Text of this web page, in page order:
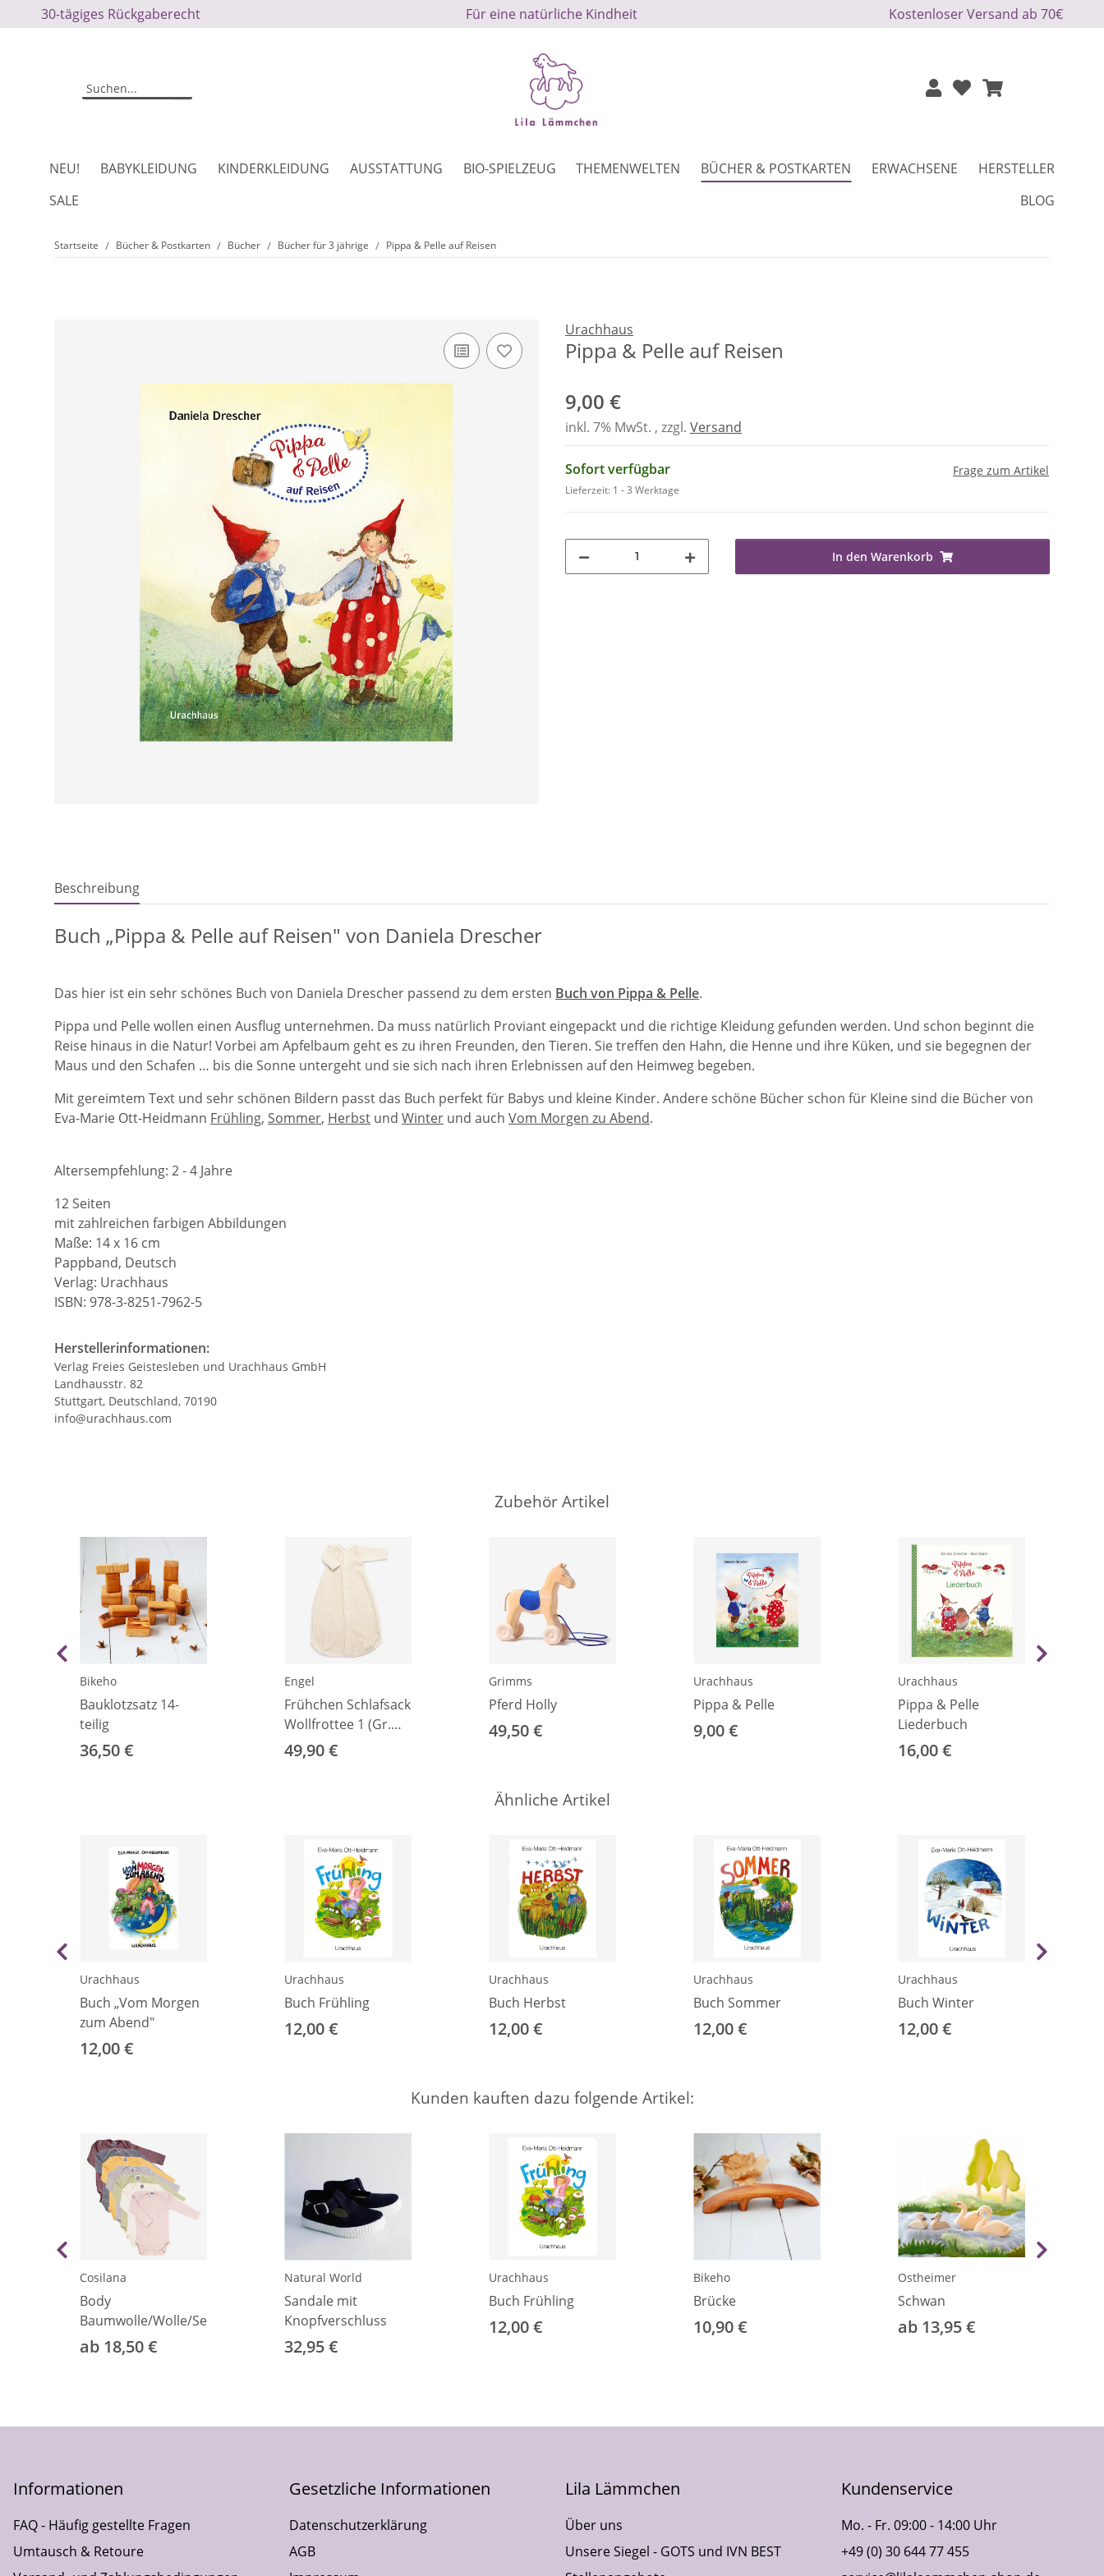
30-tägiges Rückgaberecht Für eine natürliche Kindheit Kostenloser Versand ab 70€
NEU! BABYKLEIDUNG KINDERKLEIDUNG AUSSTATTUNG BIO-SPIELZEUG THEMENWELTEN BÜCHER & POSTKARTEN ERWACHSENE
HERSTELLER
SALE
BLOG
Startseite Bücher & Postkarten Bücher Bücher für 3 jährige Pippa & Pelle auf Reisen
Urachhaus
Pippa & Pelle auf Reisen
9,00 €
inkl. 7% MwSt. , zzgl. Versand
Sofort verfügbar
Lieferzeit: 1 - 3 Werktage
Frage zum Artikel
In den Warenkorb
Beschreibung
Buch „Pippa & Pelle auf Reisen" von Daniela Drescher
Das hier ist ein sehr schönes Buch von Daniela Drescher passend zu dem ersten Buch von Pippa & Pelle.
Pippa und Pelle wollen einen Ausflug unternehmen. Da muss natürlich Proviant eingepackt und die richtige Kleidung gefunden werden. Und schon beginnt die
Reise hinaus in die Natur! Vorbei am Apfelbaum geht es zu ihren Freunden, den Tieren. Sie treffen den Hahn, die Henne und ihre Küken, und sie begegnen der
Maus und den Schafen … bis die Sonne untergeht und sie sich nach ihren Erlebnissen auf den Heimweg begeben.
Mit gereimtem Text und sehr schönen Bildern passt das Buch perfekt für Babys und kleine Kinder. Andere schöne Bücher schon für Kleine sind die Bücher von
Eva-Marie Ott-Heidmann Frühling, Sommer, Herbst und Winter und auch Vom Morgen zu Abend.
Altersempfehlung: 2 - 4 Jahre
12 Seiten
mit zahlreichen farbigen Abbildungen
Maße: 14 x 16 cm
Pappband, Deutsch
Verlag: Urachhaus
ISBN: 978-3-8251-7962-5
Herstellerinformationen:
Verlag Freies Geistesleben und Urachhaus GmbH
Landhausstr. 82
Stuttgart, Deutschland, 70190
info@urachhaus.com
Zubehör Artikel
Bikeho
Bauklotzsatz 14-
teilig
36,50 €
Engel
Frühchen Schlafsack
Wollfrottee 1 (Gr.
38)
49,90 €
Grimms
Pferd Holly
49,50 €
Urachhaus
Pippa & Pelle
9,00 €
Urachhaus
Pippa & Pelle
Liederbuch
16,00 €
Ähnliche Artikel
Urachhaus
Buch „Vom Morgen
zum Abend"
12,00 €
Urachhaus
Buch Frühling
12,00 €
Urachhaus
Buch Herbst
12,00 €
Urachhaus
Buch Sommer
12,00 €
Urachhaus
Buch Winter
12,00 €
Kunden kauften dazu folgende Artikel:
Cosilana
Body
Baumwolle/Wolle/Seide
ab 18,50 €
Natural World
Sandale mit
Knopfverschluss
32,95 €
Urachhaus
Buch Frühling
12,00 €
Bikeho
Brücke
10,90 €
Ostheimer
Schwan
ab 13,95 €
Informationen
FAQ - Häufig gestellte Fragen
Umtausch & Retoure
Gesetzliche Informationen
Datenschutzerklärung
AGB
Lila Lämmchen
Über uns
Unsere Siegel - GOTS und IVN BEST
Kundenservice
Mo. - Fr. 09:00 - 14:00 Uhr
+49 (0) 30 644 77 455